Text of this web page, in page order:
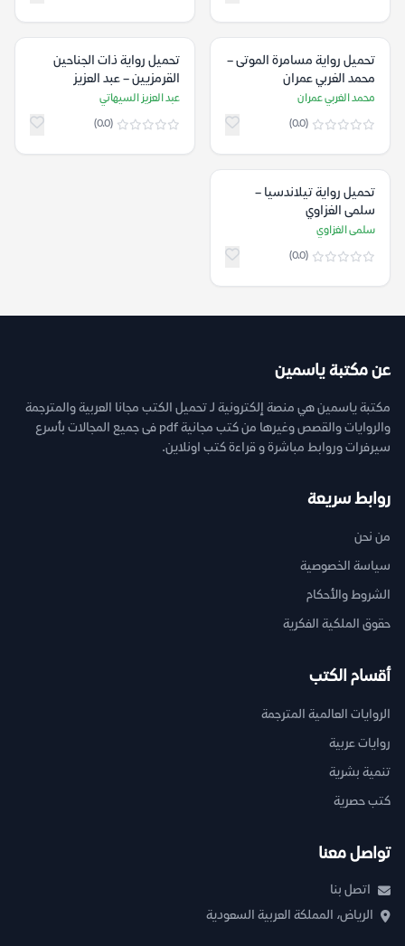
تحميل رواية مسامرة الموتى –
محمد الغربي عمران
محمد الغربي عمران
(0.0)
تحميل رواية ذات الجناحين
القرمزيين – عبد العزيز
السيهاتي
عبد العزيز السيهاتي
(0.0)
تحميل رواية تيلاندسيا –
سلمى الغزاوي
سلمى الغزاوي
(0.0)
عن مكتبة ياسمين
مكتبة ياسمين هي منصة إلكترونية لـ تحميل الكتب مجانا العربية والمترجمة
والروايات والقصص وغيرها من كتب مجانية pdf فى جميع المجالات بأسرع
سيرفرات وروابط مباشرة و قراءة كتب اونلاين.
روابط سريعة
من نحن
سياسة الخصوصية
الشروط والأحكام
حقوق الملكية الفكرية
أقسام الكتب
الروايات العالمية المترجمة
روايات عربية
تنمية بشرية
كتب حصرية
تواصل معنا
اتصل بنا
الرياض، المملكة العربية السعودية